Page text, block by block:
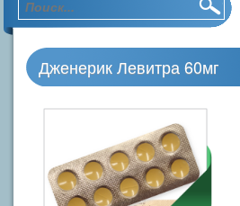
Дженерик Левитра 60мг